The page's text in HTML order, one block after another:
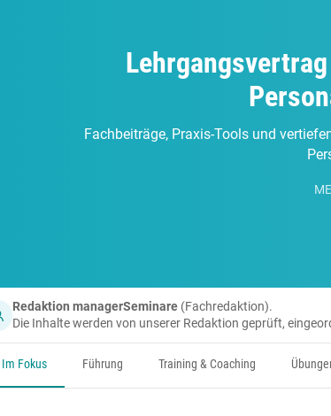
Fachbeiträge, Praxis-Tools und
Redaktion managerSeminare (Fachredaktion).
Die Inhalte werden von unserer Redaktion geprüft,
Im Fokus Führung Training & Coaching